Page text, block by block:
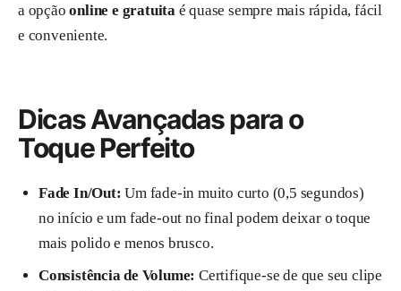
a opçãoonline e gratuitaé quase sempre mais rápida, fácil
e conveniente.
Dicas Avançadas para o
Toque Perfeito
Fade In/Out: Um fade-in muito curto (0,5 segundos)
no início e um fade-out no final podem deixar o toque
mais polido e menos brusco.
Consistência de Volume: Certifique-se de que seu clipe